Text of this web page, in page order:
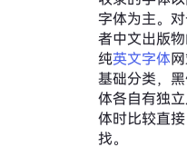
字体为主。
者中文出版
纯英文字体
基础分类，
体各自有独
体时比较直
找。